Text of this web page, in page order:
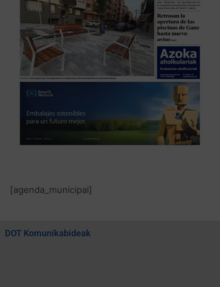
[agenda_municipal]
DOT Komunikabideak